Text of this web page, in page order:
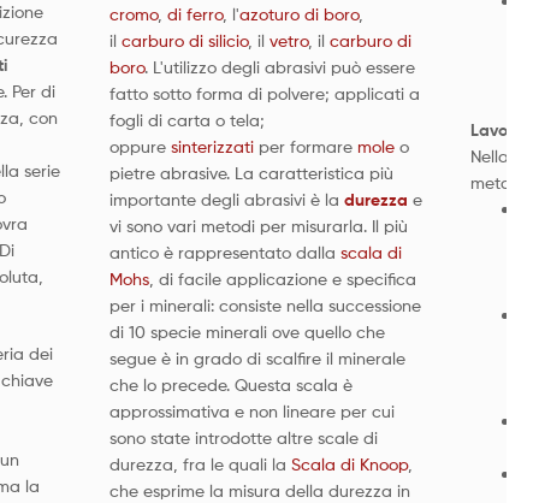
Per di
con
serie
dei
la
cromo, di ferro, l'azoturo di boro,
il carburo di silicio, il vetro, il carburo di
boro. L'utilizzo degli abrasivi può essere
fatto sotto forma di polvere; applicati a
fogli di carta o tela;
oppure sinterizzatiper formare moleo
pietre abrasive. La caratteristica più
importante degli abrasivi è la durezza e
vi sono vari metodi per misurarla. Il più
antico è rappresentato dalla scala di
Mohs, di facile applicazione e specifica
per i minerali: consiste nella successione
di 10 specie minerali ove quello che
segue è in grado di scalfire il minerale
che lo precede. Questa scala è
approssimativa e non lineare per cui
sono state introdotte altre scale di
durezza, fra le quali la Scala di Knoop,
che esprime la misura della durezza in
Nella
metalli,